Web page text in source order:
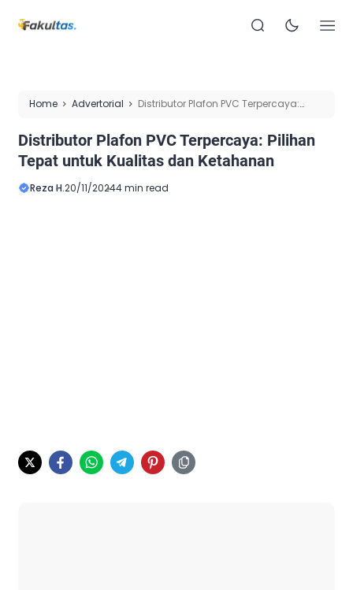
Home Advertorial
Distributor Plafon PVC Terpercaya:
Distributor Plafon PVC Terpercaya: Pilihan
Tepat untuk Kualitas dan Ketahanan
Reza H.20/11/20244 min read